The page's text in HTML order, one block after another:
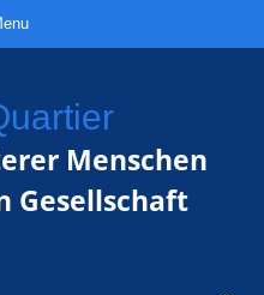
Menschen
Gesellschaft